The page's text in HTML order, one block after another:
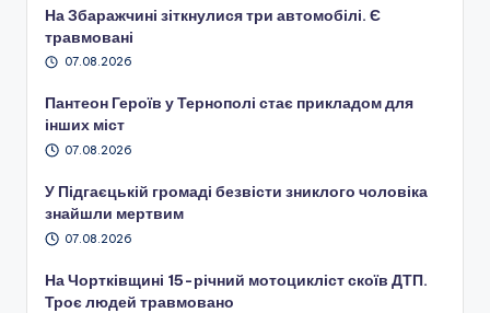
На Збаражчині зіткнулися три автомобілі. Є
травмовані
07.08.2026
Пантеон Героїв у Тернополі стає прикладом для
інших міст
07.08.2026
У Підгаєцькій громаді безвісти зниклого чоловіка
знайшли мертвим
07.08.2026
На Чортківщині 15-річний мотоцикліст скоїв ДТП.
Троє людей травмовано